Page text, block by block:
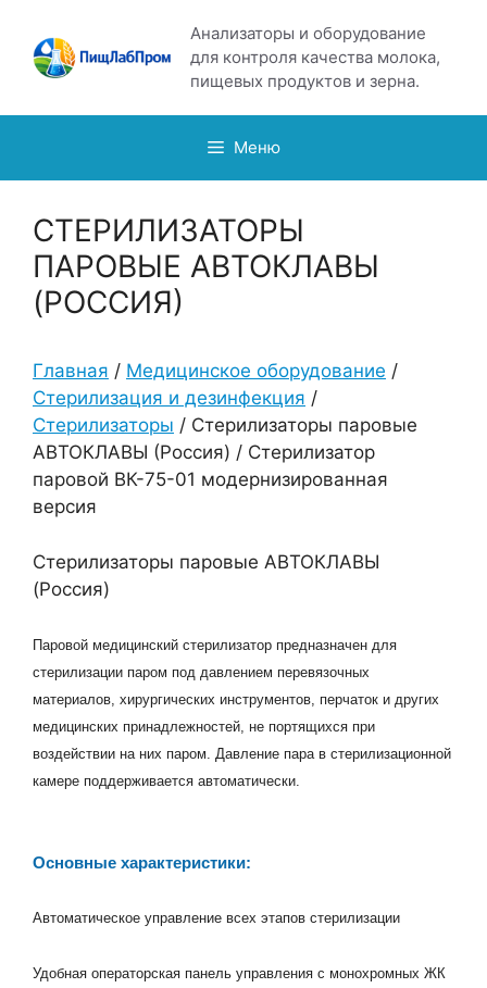
содержимому
Анализаторы и оборудование
для контроля качества молока,
пищевых продуктов и зерна.
Меню
СТЕРИЛИЗАТОРЫ
ПАРОВЫЕ АВТОКЛАВЫ
(РОССИЯ)
Главная / Медицинское оборудование /
Стерилизация и дезинфекция /
Стерилизаторы / Стерилизаторы паровые
АВТОКЛАВЫ (Россия) / Стерилизатор
паровой ВК-75-01 модернизированная
версия
Стерилизаторы паровые АВТОКЛАВЫ
(Россия)
Паровой медицинский стерилизатор предназначен для
стерилизации паром под давлением перевязочных
материалов, хирургических инструментов, перчаток и других
медицинских принадлежностей, не портящихся при
воздействии на них паром. Давление пара в стерилизационной
камере поддерживается автоматически.
Основные характеристики:
Автоматическое управление всех этапов стерилизации
Удобная операторская панель управления с монохромных ЖК